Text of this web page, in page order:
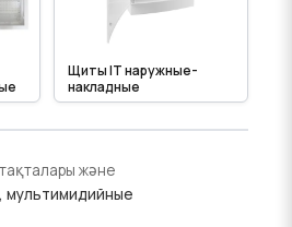
Щиты IT наружные-
накладные
және
мультимидийные